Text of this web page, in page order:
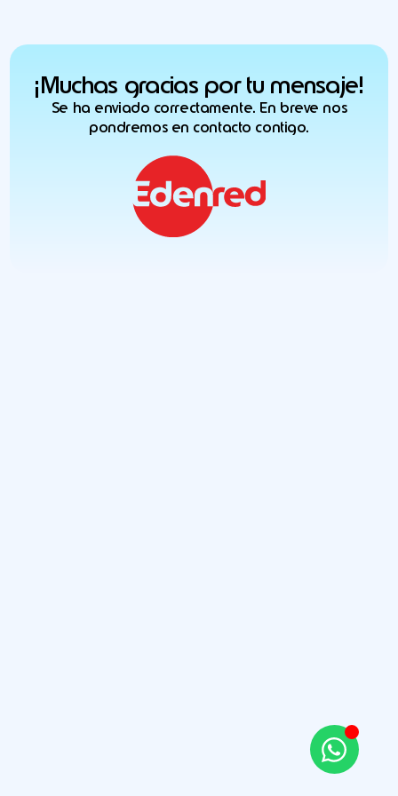
¡Muchas gracias por tu mensaje!
Se ha enviado correctamente. En breve nos
pondremos en contacto contigo.